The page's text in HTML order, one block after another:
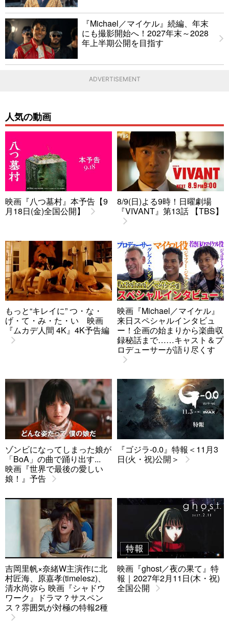
『Michael／マイケル』続編、年末
にも撮影開始へ！2027年末～2028
年上半期公開を目指す
ADVERTISEMENT
人気の動画
映画『八つ墓村』本予告【9
月18日(金)全国公開】
8/9(日)よる9時！日曜劇場
『VIVANT』第13話 【TBS】
もっと“キレイに” つ・な・
げ・て・み・た・い 映画
『ムカデ人間 4K』4K予告編
映画『Michael／マイケル』
来日スペシャルインタビュ
ー！企画の始まりから楽曲収
録秘話まで……キャスト＆プ
ロデューサーが語り尽くす
ゾンビになってしまった娘が
「BoA」の曲で踊り出す...
映画『世界で最後の愛しい
娘！』予告
『ゴジラ-0.0』特報＜11月3
日(火・祝)公開＞
吉岡里帆×奈緒W主演作に北
村匠海、原嘉孝(timelesz)、
清水尚弥ら 映画『シャドウ
ワーク』ドラマ？サスペン
ス？雰囲気が対極の特報2種
映画『ghost／夜の果て』特
報｜2027年2月11日(木・祝)
全国公開